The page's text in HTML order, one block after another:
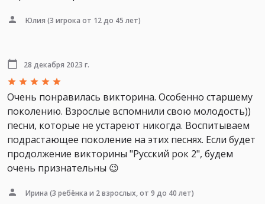
Юлия (3 игрока от 12 до 45 лет)
28 декабря 2023 г.
Очень понравилась викторина. Особенно старшему
поколению. Взрослые вспомнили свою молодость))
песни, которые не устареют никогда. Воспитываем
подрастающее поколение на этих песнях. Если будет
продолжение викторины "Русский рок 2", будем
очень признательны 😉
Ирина (3 ребёнка и 2 взрослых, от 9 до 40 лет)